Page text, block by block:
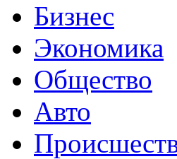
Бизнес
Экономика
Общество
Авто